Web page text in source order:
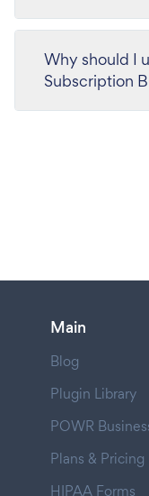
Why should I
Subscription
Main
Blog
Plugin Library
POWR
Plans & Pricing
HIPAA Forms